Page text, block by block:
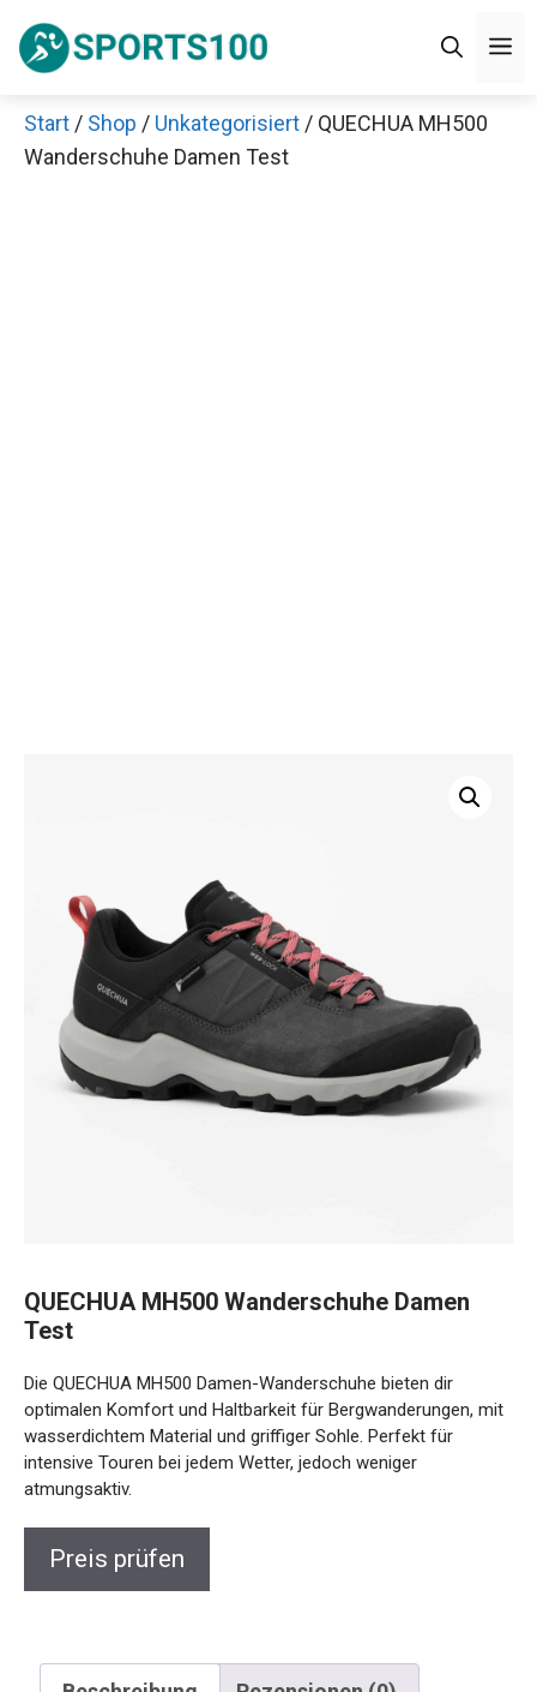
Inhalt
Start / Shop / Unkategorisiert / QUECHUA MH500
Wanderschuhe Damen Test
QUECHUA MH500 Wanderschuhe Damen
Test
Die QUECHUA MH500 Damen-Wanderschuhe bieten dir
optimalen Komfort und Haltbarkeit für Bergwanderungen, mit
wasserdichtem Material und griffiger Sohle. Perfekt für
intensive Touren bei jedem Wetter, jedoch weniger
atmungsaktiv.
Preis prüfen